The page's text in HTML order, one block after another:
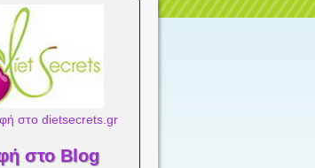
στο dietsecrets.gr
στο Blog